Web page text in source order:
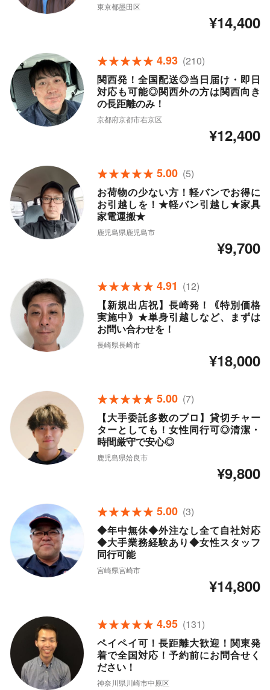
東京都墨田区
¥14,400
4.93 (210)
関西発！全国配送◎当日届け・即日
対応も可能◎関西外の方は関西向き
の長距離のみ！
京都府京都市右京区
¥12,400
5.00 (5)
お荷物の少ない方！軽バンでお得に
お引越しを！★軽バン引越し★家具
家電運搬★
鹿児島県鹿児島市
¥9,700
4.91 (12)
【新規出店祝】長崎発！｟特別価格
実施中｠★単身引越しなど、まずは
お問い合わせを！
長崎県長崎市
¥18,000
5.00 (7)
【大手委託多数のプロ】貸切チャー
ターとしても！女性同行可◎清潔・
時間厳守で安心◎
鹿児島県姶良市
¥9,800
5.00 (3)
◆年中無休◆外注なし全て自社対応
◆大手業務経験あり◆女性スタッフ
同行可能
宮崎県宮崎市
¥14,800
4.95 (131)
ペイペイ可！長距離大歓迎！関東発
着で全国対応！予約前にお問合せく
ださい！
神奈川県川崎市中原区